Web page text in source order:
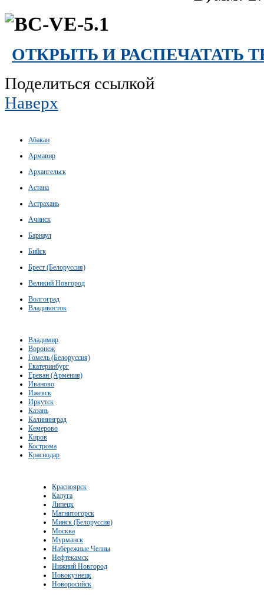
ОТКРЫТЬ И РАСПЕЧАТАТЬ
Поделиться ссылкой
Наверх
Абакан
Армавир
Архангельск
Астана
Астрахань
Ачинск
Барнаул
Бийск
Брест (Белоруссия)
Великий Новгород
Волгоград
Владивосток
Владимир
Воронеж
Гомель (Белоруссия)
Екатеринбург
Ереван (Армения)
Иваново
Ижевск
Иркутск
Казань
Калининград
Кемерово
Киров
Кострома
Краснодар
Красноярск
Калуга
Липецк
Магнитогорск
Минск (Белоруссия)
Москва
Мурманск
Набережные Челны
Нефтекамск
Нижний Новгород
Новокузнецк
Новоросийск